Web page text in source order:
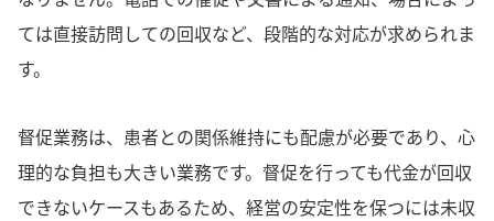
ては直接訪問しての回収など、段階的な対応が求められま
す。
督促業務は、患者との関係維持にも配慮が必要であり、心
理的な負担も大きい業務です。督促を行っても代金が回収
できないケースもあるため、経営の安定性を保つには未収